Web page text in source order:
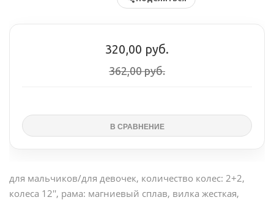
320,00 руб.
362,00 руб.
для мальчиков/для девочек, количество колес: 2+2,
колеса 12'', рама: магниевый сплав, вилка жесткая,